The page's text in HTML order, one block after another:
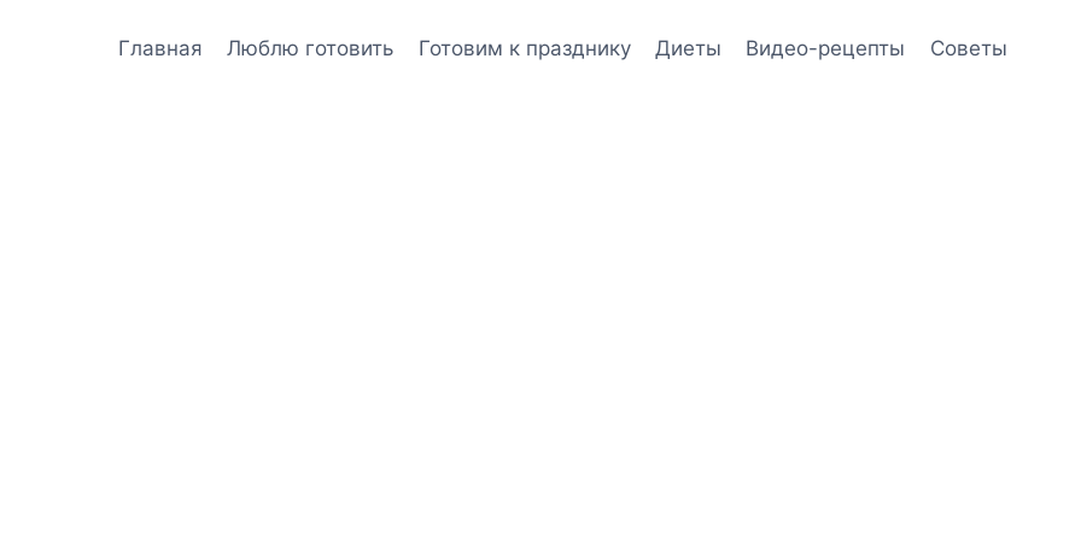
Главная Люблю готовить Готовим к празднику Диеты Видео-рецепты Советы